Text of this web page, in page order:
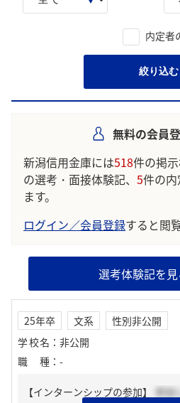
内定者
絞り込む
無料の会員
新潟信用金庫には518件の掲
の選考・面接体験記、 5件の
ます。
ログイン／会員登録すると閲
選考体験記を
25年卒 文系
性別非公開
学校名 ： 非公開
職種 ： -
【インターンシップの参加】
参加